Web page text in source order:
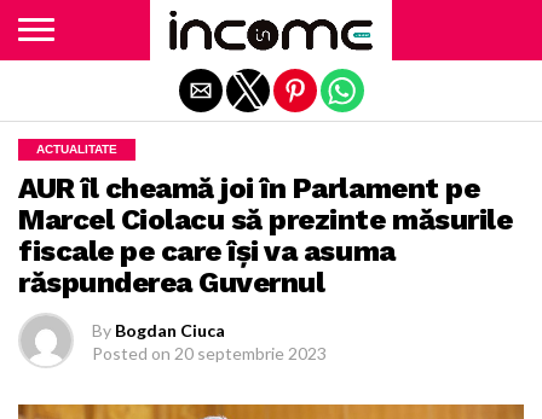
ACTUALITATE
AUR îl cheamă joi în Parlament pe
Marcel Ciolacu să prezinte măsurile
fiscale pe care îşi va asuma
răspunderea Guvernul
By Bogdan Ciuca
Posted on 20 septembrie 2023
Exit mobile version